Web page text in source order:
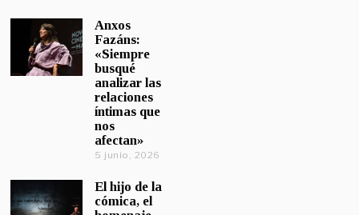
Anxos
Fazáns:
«Siempre
busqué
analizar las
relaciones
íntimas que
nos
afectan»
5 junio, 2026
El hijo de la
cómica, el